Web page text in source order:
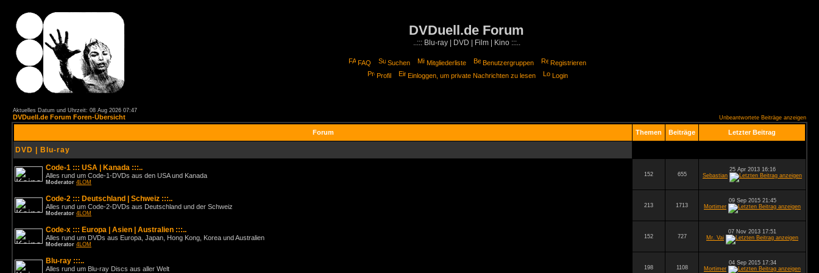
DVDuell.de Forum
..::: Blu-ray | DVD | Film | Kino :::..
FAQ Suchen Mitgliederliste Benutzergruppen
Registrieren
Profil
Einloggen, um private Nachrichten zu lesen Login
Aktuelles Datum und Uhrzeit: 08 Aug 2026 07:47
DVDuell.de Forum Foren-Übersicht Unbeantwortete Beiträge anzeigen
Forum Themen Beiträge Letzter Beitrag
DVD | Blu-ray
Code-1 ::: USA | Kanada :::..
Alles rund um Code-1-DVDs aus den USA und Kanada
Moderator 4LOM
152 655
25 Apr 2013 16:16
Sebastian
Code-2 ::: Deutschland | Schweiz :::..
Alles rund um Code-2-DVDs aus Deutschland und der Schweiz
Moderator 4LOM
213 1713
09 Sep 2015 21:45
Mortimer
Code-x ::: Europa | Asien | Australien :::..
Alles rund um DVDs aus Europa, Japan, Hong Kong, Korea und Australien
Moderator 4LOM
152 727
07 Nov 2013 17:51
Mr. Vai
Blu-ray :::..
Alles rund um Blu-ray Discs aus aller Welt 198 1108
04 Sep 2015 17:34
Mortimer